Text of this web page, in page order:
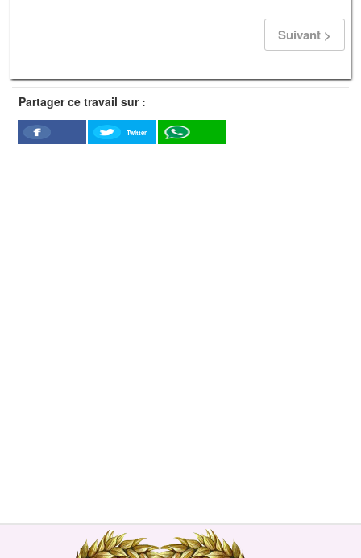
Suivant >
Partager ce travail sur :
Facebook
Twitter